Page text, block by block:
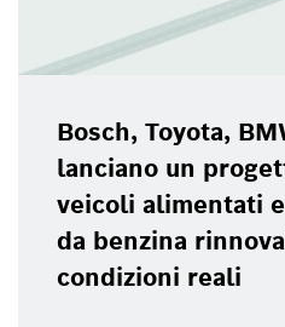
Bosch, Toyota,
lanciano un
veicoli alimentati
da benzina
condizioni reali